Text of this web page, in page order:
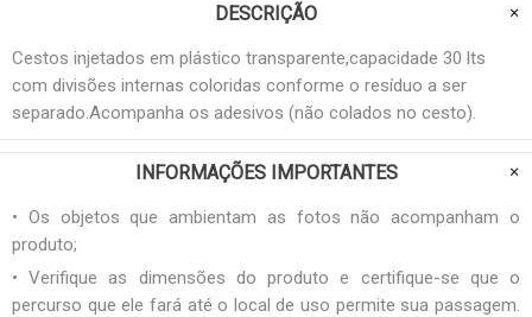
DESCRIÇÃO
Cestos injetados em plástico transparente,capacidade 30 lts
com divisões internas coloridas conforme o resíduo a ser
separado.Acompanha os adesivos (não colados no cesto).
INFORMAÇÕES IMPORTANTES
• Os objetos que ambientam as fotos não acompanham o
produto;
• Verifique as dimensões do produto e certifique-se que o
percurso que ele fará até o local de uso permite sua passagem.